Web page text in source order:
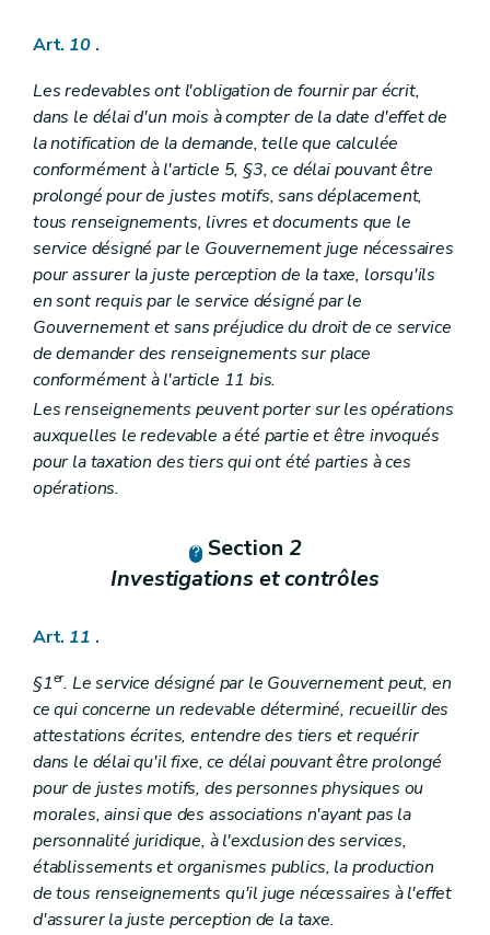
Art. 10.
Les redevables ont l'obligation de fournir par écrit,
dans le délai d'un mois à compter de la date d'effet de
la notification de la demande, telle que calculée
conformément à l'article 5, §3, ce délai pouvant être
prolongé pour de justes motifs, sans déplacement,
tous renseignements, livres et documents que le
service désigné par le Gouvernement juge nécessaires
pour assurer la juste perception de la taxe, lorsqu'ils
en sont requis par le service désigné par le
Gouvernement et sans préjudice du droit de ce service
de demander des renseignements sur place
conformément à l'article 11 bis.
Les renseignements peuvent porter sur les opérations
auxquelles le redevable a été partie et être invoqués
pour la taxation des tiers qui ont été parties à ces
opérations.
Section 2
Investigations et contrôles
Art. 11 .
§1er. Le service désigné par le Gouvernement peut, en
ce qui concerne un redevable déterminé, recueillir des
attestations écrites, entendre des tiers et requérir
dans le délai qu'il fixe, ce délai pouvant être prolongé
pour de justes motifs, des personnes physiques ou
morales, ainsi que des associations n'ayant pas la
personnalité juridique, à l'exclusion des services,
établissements et organismes publics, la production
de tous renseignements qu'il juge nécessaires à l'effet
d'assurer la juste perception de la taxe.